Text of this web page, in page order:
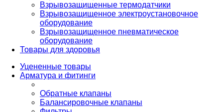
Взрывозащищенные термодатчики
Взрывозащищенное электроустановочное
оборудование
Взрывозащищенное пневматическое
оборудование
Товары для здоровья
Уцененные товары
Арматура и фитинги
Обратные клапаны
Балансировочные клапаны